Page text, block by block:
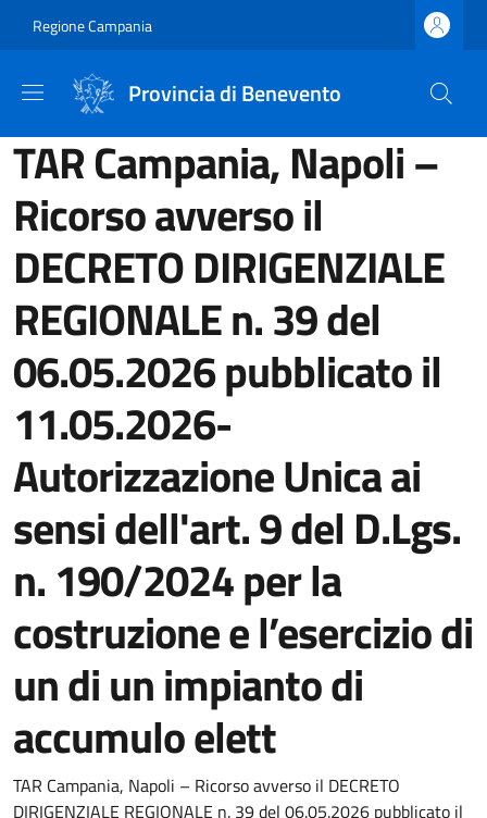
Regione Campania
Provincia di Benevento
TAR Campania, Napoli –
Ricorso avverso il
DECRETO DIRIGENZIALE
REGIONALE n. 39 del
06.05.2026 pubblicato il
11.05.2026-
Autorizzazione Unica ai
sensi dell'art. 9 del D.Lgs.
n. 190/2024 per la
costruzione e l’esercizio di
un di un impianto di
accumulo elett
TAR Campania, Napoli – Ricorso avverso il DECRETO
DIRIGENZIALE REGIONALE n. 39 del 06.05.2026 pubblicato il